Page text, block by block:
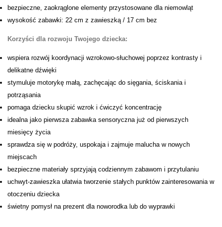
bezpieczne, zaokrąglone elementy przystosowane dla niemowląt
wysokość zabawki: 22 cm z zawieszką / 17 cm bez
Korzyści dla rozwoju Twojego dziecka:
wspiera rozwój koordynacji wzrokowo-słuchowej poprzez kontrasty i
delikatne dźwięki
stymuluje motorykę małą, zachęcając do sięgania, ściskania i
potrząsania
pomaga dziecku skupić wzrok i ćwiczyć koncentrację
idealna jako pierwsza zabawka sensoryczna już od pierwszych
miesięcy życia
sprawdza się w podróży, uspokaja i zajmuje malucha w nowych
miejscach
bezpieczne materiały sprzyjają codziennym zabawom i przytulaniu
uchwyt-zawieszka ułatwia tworzenie stałych punktów zainteresowania w
otoczeniu dziecka
świetny pomysł na prezent dla noworodka lub do wyprawki